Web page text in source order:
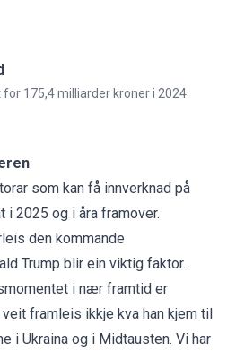
175,4 milliarder kroner i 2024.
som kan få innverknad på
i 2025 og i åra framover.
den kommande
Trump blir ein viktig faktor.
i nær framtid er
framleis ikkje kva han kjem til
i Ukraina og i Midtausten. Vi har